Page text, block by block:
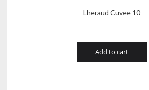
Lheraud Cuvee 10
Add to cart